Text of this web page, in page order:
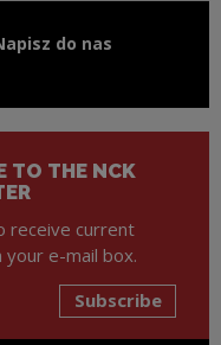
do nas
TO THE NCK
receive current
your e-mail box.
Subscribe